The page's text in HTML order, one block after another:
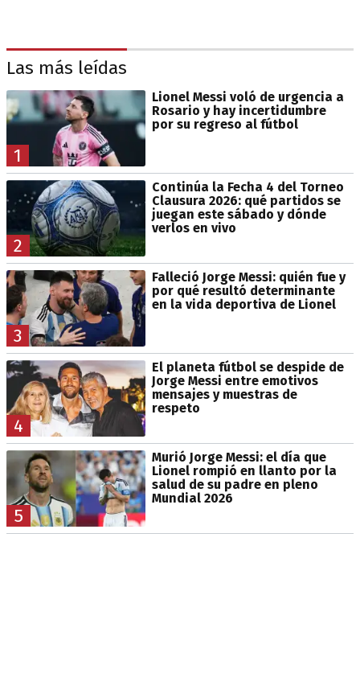
Las más leídas
1
Lionel Messi voló de urgencia a
Rosario y hay incertidumbre
por su regreso al fútbol
2
Continúa la Fecha 4 del Torneo
Clausura 2026: qué partidos se
juegan este sábado y dónde
verlos en vivo
3
Falleció Jorge Messi: quién fue y
por qué resultó determinante
en la vida deportiva de Lionel
4
El planeta fútbol se despide de
Jorge Messi entre emotivos
mensajes y muestras de
respeto
5
Murió Jorge Messi: el día que
Lionel rompió en llanto por la
salud de su padre en pleno
Mundial 2026